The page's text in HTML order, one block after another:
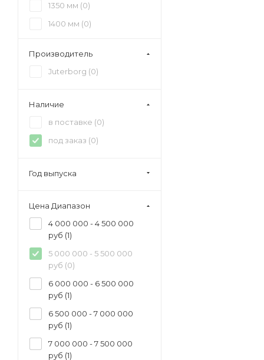
1350 мм (0)
1400 мм (0)
1500 мм (
0
Производитель
Juterborg (0)
Наличие
в поставке (0)
под заказ (0)
Год выпуска
Цена Диапазон
4 000 000 - 4 500 000
руб (1)
5 000 000 - 5 500 000
руб (0)
6 000 000 - 6 500 000
руб (1)
6 500 000 - 7 000 000
руб (1)
7 000 000 - 7 500 000
руб (1)